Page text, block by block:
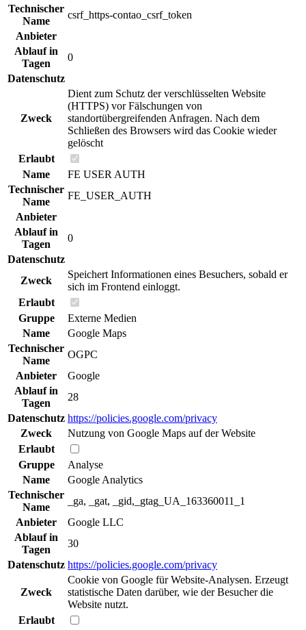
Technischer
Name
csrf_https-contao_csrf_token
Anbieter
Ablauf in
Tagen
0
Datenschutz
Zweck
Dient zum Schutz der verschlüsselten Website
(HTTPS) vor Fälschungen von
standortübergreifenden Anfragen. Nach dem
Schließen des Browsers wird das Cookie wieder
gelöscht
Erlaubt
Name
FE USER AUTH
Technischer
Name
FE_USER_AUTH
Anbieter
Ablauf in
Tagen
0
Datenschutz
Zweck
Speichert Informationen eines Besuchers, sobald er
sich im Frontend einloggt.
Erlaubt
Gruppe
Externe Medien
Name
Google Maps
Technischer
Name
OGPC
Anbieter
Google
Ablauf in
Tagen
28
Datenschutz https://policies.google.com/privacy
Zweck
Nutzung von Google Maps auf der Website
Erlaubt
Gruppe
Analyse
Name
Google Analytics
Technischer
Name
_ga, _gat, _gid,_gtag_UA_163360011_1
Anbieter
Google LLC
Ablauf in
Tagen
30
Datenschutz https://policies.google.com/privacy
Zweck
Cookie von Google für Website-Analysen. Erzeugt
statistische Daten darüber, wie der Besucher die
Website nutzt.
Erlaubt